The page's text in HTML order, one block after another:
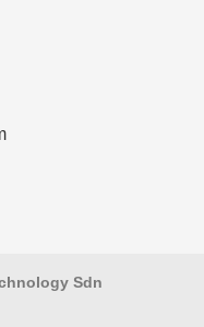
Sdn